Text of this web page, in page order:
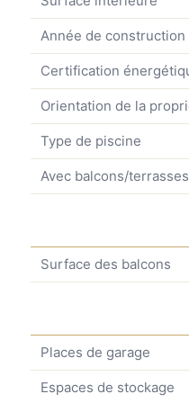
Année de construction
Certification
Orientation de la
Type de piscine
Avec balcons/terrasses
Surface des balcons
Places de garage
Espaces de stockage